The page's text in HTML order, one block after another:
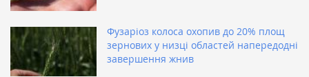
Фузаріоз колоса охопив до 20% площ
зернових у низці областей напередодні
завершення жнив